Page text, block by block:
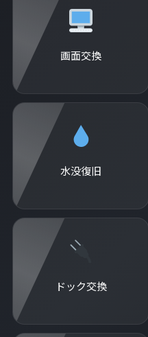
画面交換
水没復旧
ドック交換